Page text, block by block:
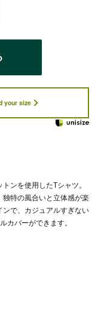
your size
ンを使用したTシャツ。
特の風合いと立体感が楽
ンで、カジュアルすぎない
カバーができます。